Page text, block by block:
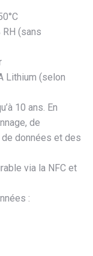
(sans
Lithium (selon
10 ans. En
de
données et des
via la NFC et
: